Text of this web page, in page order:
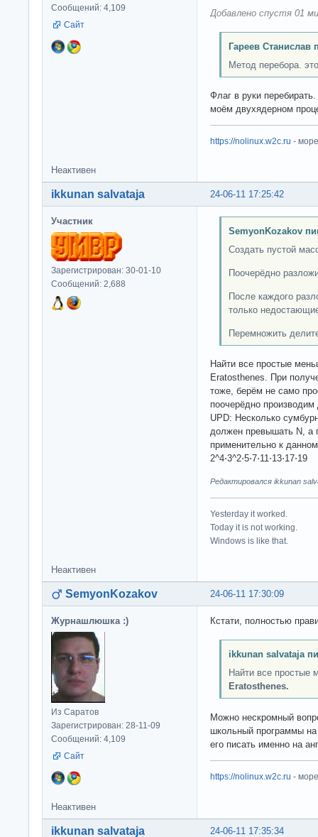
Сообщений: 4,109
Сайт
Добавлено спустя 01
Гареев Станислав
Метод перебора.
Флаг в руки
моём двухядерном
https://nolinux.w2c.ru -
Неактивен
24-06-11 17:25:42
ikkunan salvataja
Участник
Зарегистрирован: 30-01-10
Сообщений: 2,688
SemyonKozakov
Создать пустой
Поочерёдно
После каждого
только
Перемножить
Найти все простые
Eratosthenes. При
тоже, берём не само
поочерёдно
UPD: Несколько
должен превышать N, а
применительно к
2^4⋅3^2⋅5⋅7⋅11⋅13⋅17⋅19
Редактировался ikkunan
Yesterday it worked.
Today it is not working.
Windows is like that.
Неактивен
24-06-11 17:30:09
SemyonKozakov
Журнашлюшка :)
Из Саратов
Зарегистрирован: 28-11-09
Сообщений: 4,109
Сайт
Кстати, полностью
ikkunan salvataja
Найти все простые
Eratosthenes.
Можно нескромный
школьный программы
его писать именно на
https://nolinux.w2c.ru -
Неактивен
24-06-11 17:35:34
ikkunan salvataja